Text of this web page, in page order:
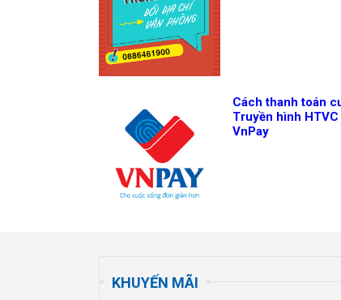
Cách thanh toán
Truyền hình
VnPay
KHUYẾN MÃI